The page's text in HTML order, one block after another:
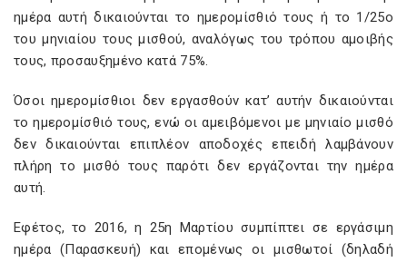
ημέρα αυτή δικαιούνται το ημερομίσθιό τους ή το 1/25ο
του μηνιαίου τους μισθού, αναλόγως του τρόπου αμοιβής
τους, προσαυξημένο κατά 75%.
Όσοι ημερομίσθιοι δεν εργασθούν κατ’ αυτήν δικαιούνται
το ημερομίσθιό τους, ενώ οι αμειβόμενοι με μηνιαίο μισθό
δεν δικαιούνται επιπλέον αποδοχές επειδή λαμβάνουν
πλήρη το μισθό τους παρότι δεν εργάζονται την ημέρα
αυτή.
Εφέτος, το 2016, η 25η Μαρτίου συμπίπτει σε εργάσιμη
ημέρα (Παρασκευή) και επομένως οι μισθωτοί (δηλαδή